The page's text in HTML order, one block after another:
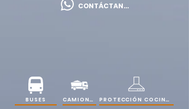
BUSES CAMIONES PROTECCIÓN COCINAS
CONTÁCTANOS